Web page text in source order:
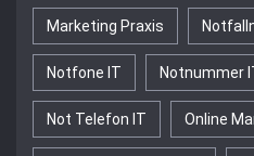
Marketing Praxis
Notfone IT Notnummer
Not Telefon IT Online